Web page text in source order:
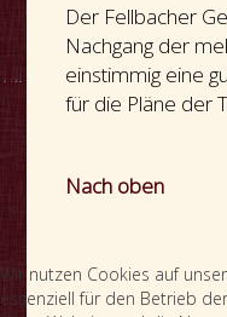
Der Fellbacher
Nachgang der
einstimmig eine
für die Pläne der
Nach oben
Wir nutzen Cookies auf
essenziell für den Betrieb